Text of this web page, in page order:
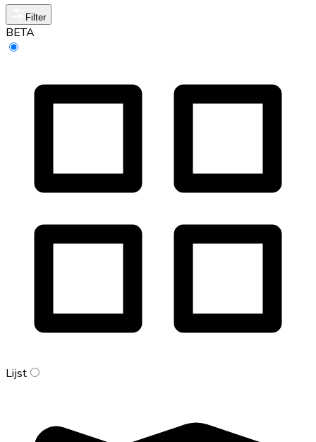
Filter
BETA
Lijst